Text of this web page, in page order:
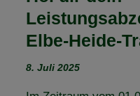
Elbe-Heide-
8. Juli 2025